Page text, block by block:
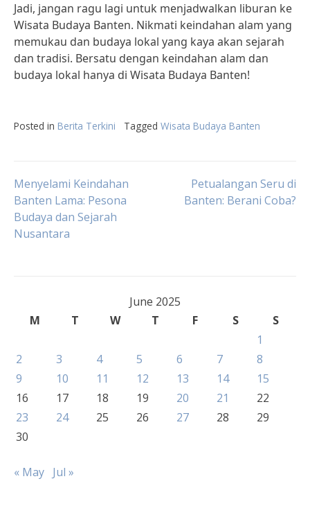
Jadi, jangan ragu lagi untuk menjadwalkan liburan ke
Wisata Budaya Banten. Nikmati keindahan alam yang
memukau dan budaya lokal yang kaya akan sejarah
dan tradisi. Bersatu dengan keindahan alam dan
budaya lokal hanya di Wisata Budaya Banten!
Posted in Berita Terkini Tagged Wisata Budaya Banten
Post
navigation
Menyelami Keindahan
Banten Lama: Pesona
Budaya dan Sejarah
Nusantara
Petualangan Seru di
Banten: Berani Coba?
June 2025
M
T W T F S
S
1
2
3 4 5 6 7
8
9
10 11 12 13 14
15
16
17 18 19 20 21
22
23
24 25 26 27 28
29
30
« May Jul »